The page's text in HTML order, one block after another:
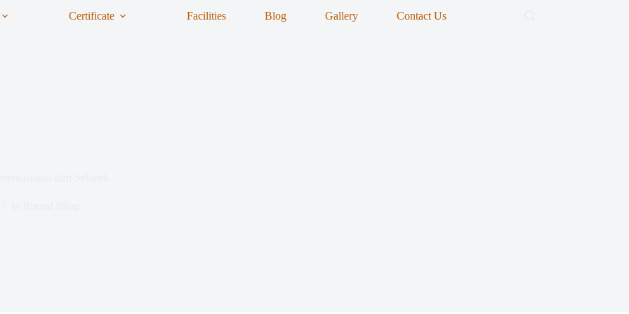
Certificate Facilities Blog Gallery Contact Us